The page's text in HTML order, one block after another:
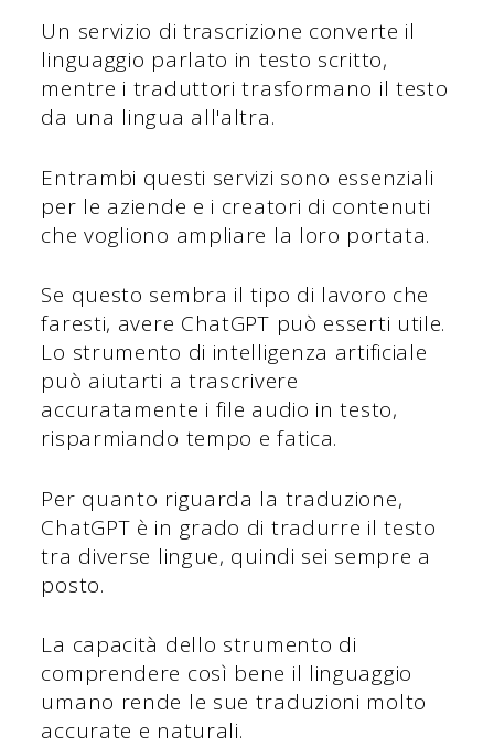
Un servizio di trascrizione converte il
linguaggio parlato in testo scritto,
mentre i traduttori trasformano il testo
da una lingua all'altra.
Entrambi questi servizi sono essenziali
per le aziende e i creatori di contenuti
che vogliono ampliare la loro portata.
Se questo sembra il tipo di lavoro che
faresti, avere ChatGPT può esserti utile.
Lo strumento di intelligenza artificiale
può aiutarti a trascrivere
accuratamente i file audio in testo,
risparmiando tempo e fatica.
Per quanto riguarda la traduzione,
ChatGPT è in grado di tradurre il testo
tra diverse lingue, quindi sei sempre a
posto.
La capacità dello strumento di
comprendere così bene il linguaggio
umano rende le sue traduzioni molto
accurate e naturali.